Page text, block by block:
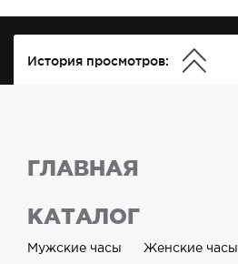
История просмотров:
ГЛАВНАЯ
КАТАЛОГ
Мужские часы Женские часы